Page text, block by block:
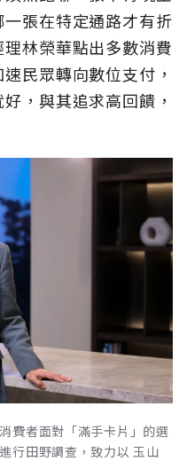
張在特定通路才有折
林榮華點出多數消費
民眾轉向數位支付，
，與其追求高回饋，
費者面對「滿手卡片」的選
行田野調查，致力以 玉山